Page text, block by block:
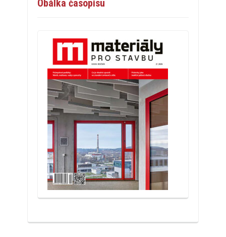
Obálka časopisu